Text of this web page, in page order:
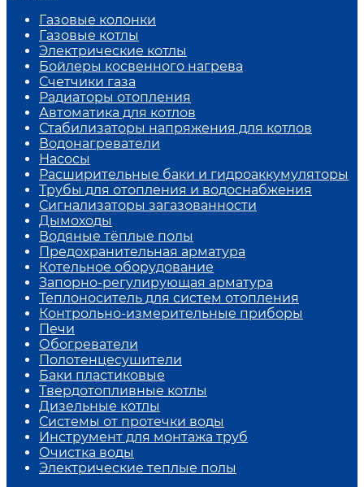
Газовые колонки
Газовые котлы
Электрические котлы
Бойлеры косвенного нагрева
Счетчики газа
Радиаторы отопления
Автоматика для котлов
Стабилизаторы напряжения для котлов
Водонагреватели
Насосы
Расширительные баки и гидроаккумуляторы
Трубы для отопления и водоснабжения
Сигнализаторы загазованности
Дымоходы
Водяные тёплые полы
Предохранительная арматура
Котельное оборудование
Запорно-регулирующая арматура
Теплоноситель для систем отопления
Контрольно-измерительные приборы
Печи
Обогреватели
Полотенцесушители
Баки пластиковые
Твердотопливные котлы
Дизельные котлы
Системы от протечки воды
Инструмент для монтажа труб
Очистка воды
Электрические теплые полы